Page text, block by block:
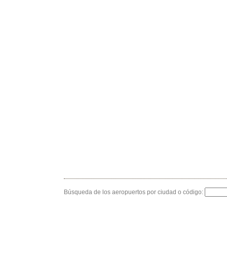
Búsqueda de los aeropuertos por ciudad o código: